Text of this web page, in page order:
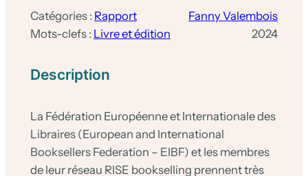
Catégories : Rapport
Fanny Valembois
Mots-clefs : Livre et édition 2024
Description
La Fédération Européenne et Internationale des
Libraires (European and International
Booksellers Federation – EIBF) et les membres
de leur réseau RISE bookselling prennent très